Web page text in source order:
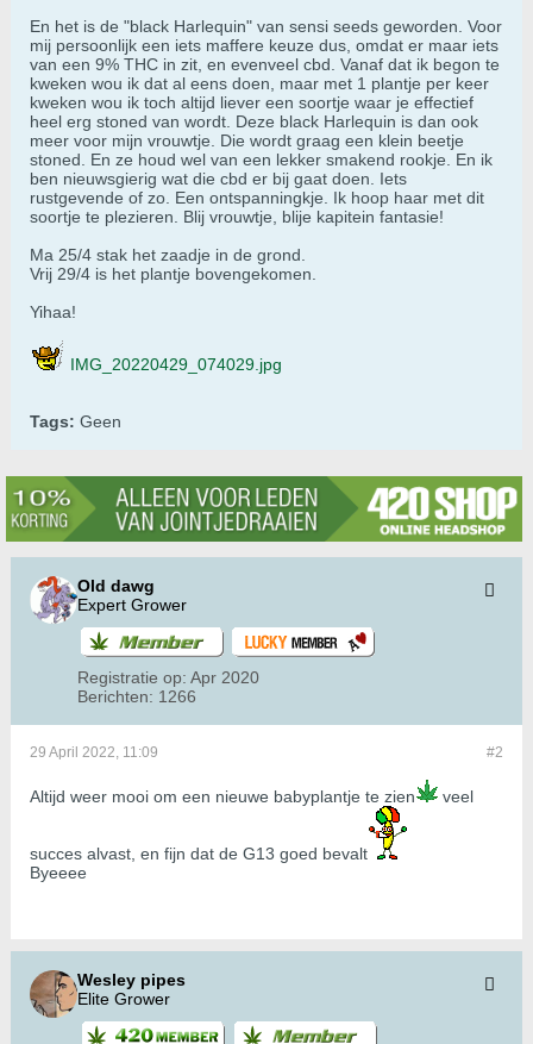
En het is de "black Harlequin" van sensi seeds geworden. Voor
mij persoonlijk een iets maffere keuze dus, omdat er maar iets
van een 9% THC in zit, en evenveel cbd. Vanaf dat ik begon te
kweken wou ik dat al eens doen, maar met 1 plantje per keer
kweken wou ik toch altijd liever een soortje waar je effectief
heel erg stoned van wordt. Deze black Harlequin is dan ook
meer voor mijn vrouwtje. Die wordt graag een klein beetje
stoned. En ze houd wel van een lekker smakend rookje. En ik
ben nieuwsgierig wat die cbd er bij gaat doen. Iets
rustgevende of zo. Een ontspanningkje. Ik hoop haar met dit
soortje te plezieren. Blij vrouwtje, blije kapitein fantasie!
Ma 25/4 stak het zaadje in de grond.
Vrij 29/4 is het plantje bovengekomen.
Yihaa!
IMG_20220429_074029.jpg
Tags: Geen
Old dawg
Expert Grower
Registratie op: Apr 2020
Berichten: 1266
#2
29 April 2022, 11:09
Altijd weer mooi om een nieuwe babyplantje te zien veel
succes alvast, en fijn dat de G13 goed bevalt
Byeeee
Wesley pipes
Elite Grower